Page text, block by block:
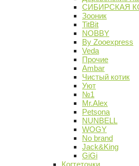
СИБИРСКАЯ
Зооник
TitBit
NOBBY
By Zooexpress
Veda
Прочие
Ambar
Чистый котик
Уют
№1
Mr.Alex
Petsona
NUNBELL
WOGY
No brand
Jack&King
GiGi
Когтеточки